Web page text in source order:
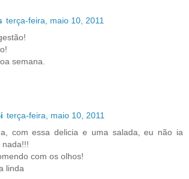
terça-feira, maio 10, 2011
semana.
terça-feira, maio 10, 2011
com essa delicia e uma salada, eu não ia
nada!!!
com os olhos!
linda